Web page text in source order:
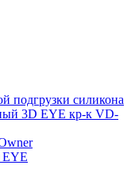
подгрузки силикона
3D EYE кр-к VD-
EYE